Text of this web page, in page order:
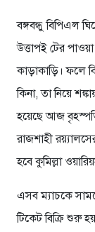
বঙ্গবন্ধু বিপিএল
উত্তাপই টের
কাড়াকাড়ি। ফলে
কিনা, তা নিয়ে
হয়েছে আজ
রাজশাহী
হবে কুমিল্লা
এসব ম্যাচকে
টিকেট বিক্রি শুরু